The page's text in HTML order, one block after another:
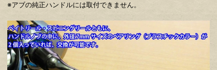
※アブの純正ハンドルには取付できません。